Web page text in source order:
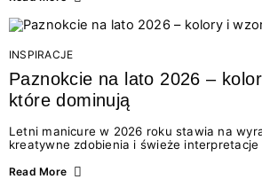
Motywem przewodnim jest eksplorowanie
letnich momentów. Z tej okazji
wyjątkowego: wielki konkurs z wakacje.pl
najgorętszych trendów w...
INSPIRACJE
Paznokcie na lato 2026 –
które dominują
Letni manicure w 2026 roku stawia na
kreatywne zdobienia i świeże interpretacje
zarówno energetycznych odcieni
Read More